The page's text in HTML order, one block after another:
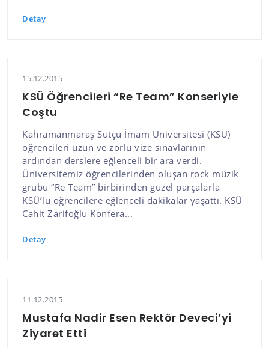
Detay
15.12.2015
KSÜ Öğrencileri “Re Team” Konseriyle
Coştu
Kahramanmaraş Sütçü İmam Üniversitesi (KSÜ)
öğrencileri uzun ve zorlu vize sınavlarının
ardından derslere eğlenceli bir ara verdi.
Üniversitemiz öğrencilerinden oluşan rock müzik
grubu “Re Team” birbirinden güzel parçalarla
KSÜ’lü öğrencilere eğlenceli dakikalar yaşattı. KSÜ
Cahit Zarifoğlu Konfera...
Detay
11.12.2015
Mustafa Nadir Esen Rektör Deveci’yi
Ziyaret Etti